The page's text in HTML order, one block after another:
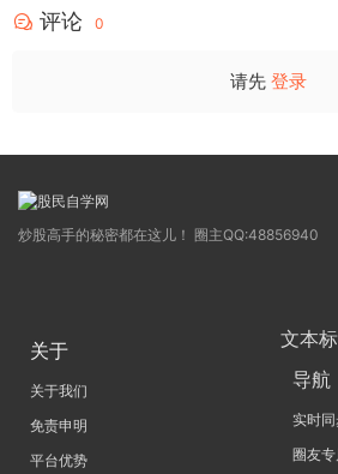
评论 0
请先 登录
炒股高手的秘密都在这儿！ 圈主QQ:48856940
关于
关于我们
免责申明
平台优势
文本
导航
实时
圈友